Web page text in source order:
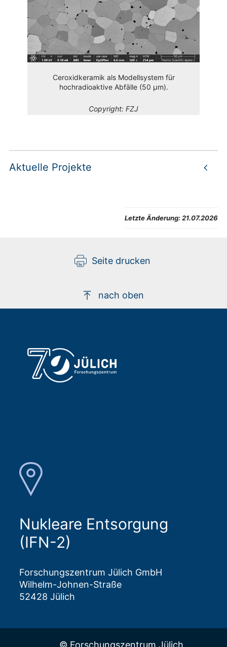
Ceroxidkeramik als Modellsystem für
hochradioaktive Abfälle (50 µm).
Copyright: FZJ
Aktuelle Projekte
Letzte Änderung:21.07.2026
Seite drucken
nach oben
Nukleare Entsorgung
(IFN-2)
Forschungszentrum Jülich GmbH
Wilhelm-Johnen-Straße
52428 Jülich
© Forschungszentrum Jülich